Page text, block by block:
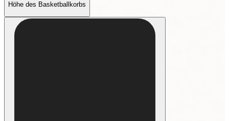
Höhe des Basketballkorbs